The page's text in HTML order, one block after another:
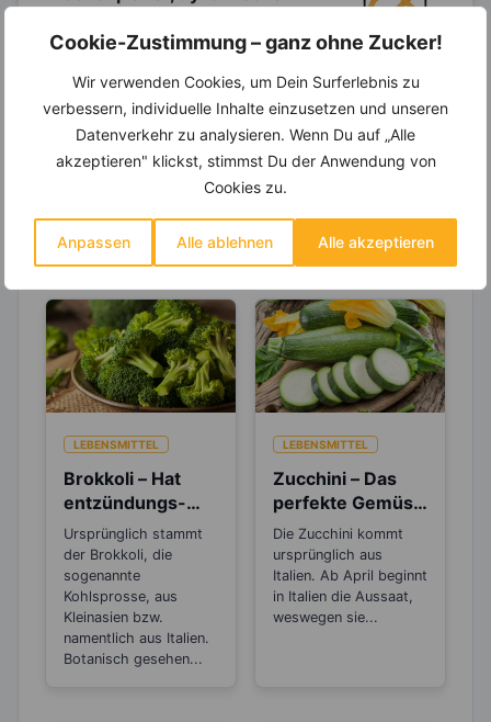
Cookie-Zustimmung – ganz ohne Zucker!
Wir verwenden Cookies, um Dein Surferlebnis zu
verbessern, individuelle Inhalte einzusetzen und unseren
Datenverkehr zu analysieren. Wenn Du auf „Alle
akzeptieren" klickst, stimmst Du der Anwendung von
Cookies zu.
Anpassen Alle ablehnen Alle akzeptieren
Entdecke die koo
-Mitgliedschaft und erhalte
viele hilfreiche und zeitsparende Möglichkeiten,
um Deine Ernährung optimal zu gestalten.
Erfahre mehr über die Zutaten
dieses Rezepts
LEBENSMITTEL
Brokkoli – Hat
entzündungs-
und
krebshemmende
Wirkung
Ursprünglich stammt
der Brokkoli, die
sogenannte
Kohlsprosse, aus
Kleinasien bzw.
namentlich aus Italien.
Botanisch gesehen...
LEBENSMITTEL
Zucchini – Das
perfekte Gemüse
zum Abnehmen
Die Zucchini kommt
ursprünglich aus
Italien. Ab April beginnt
in Italien die Aussaat,
weswegen sie...